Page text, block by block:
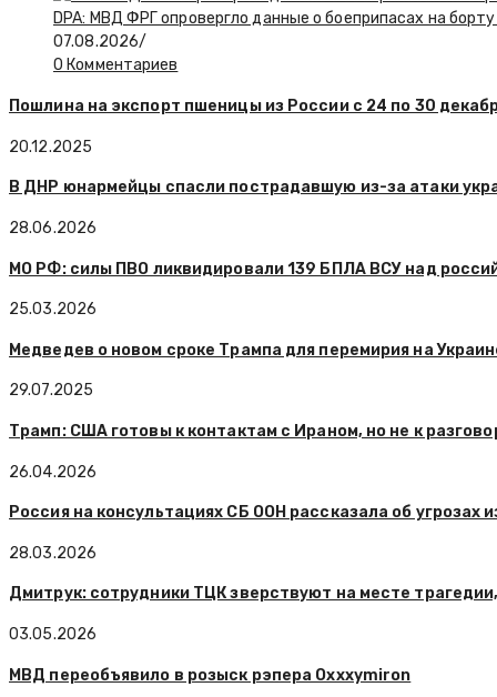
DPA: МВД ФРГ опровергло данные о боеприпасах на
07.08.2026/
0 Комментариев
Пошлина на экспорт пшеницы из России с 24 по 30
20.12.2025
В ДНР юнармейцы спасли пострадавшую из-за атаки
28.06.2026
МО РФ: силы ПВО ликвидировали 139 БПЛА ВСУ над
25.03.2026
Медведев о новом сроке Трампа для перемирия на
29.07.2025
Трамп: США готовы к контактам с Ираном, но не к
26.04.2026
Россия на консультациях СБ ООН рассказала об угрозах
28.03.2026
Дмитрук: сотрудники ТЦК зверствуют на месте
03.05.2026
МВД переобъявило в розыск рэпера Oxxxymiron